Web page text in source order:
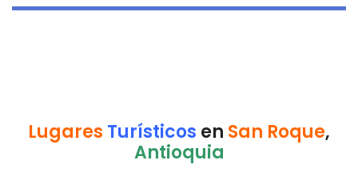
Lugares Turísticos en San Roque,
Antioquia